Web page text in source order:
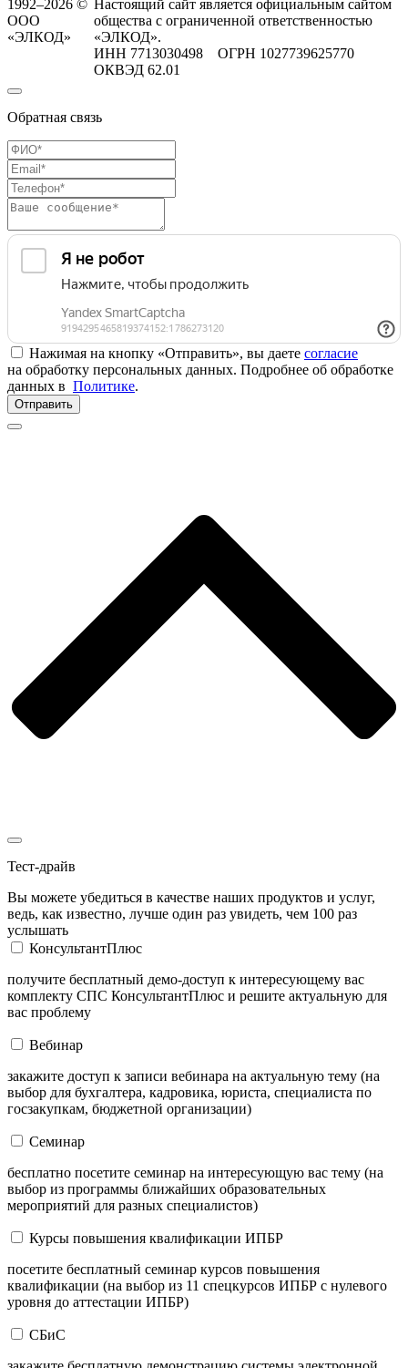
1992–2026 ©
ООО
«ЭЛКОД»
Настоящий сайт является официальным сайтом
общества с ограниченной ответственностью
«ЭЛКОД».
ИНН 7713030498 ОГРН 1027739625770
ОКВЭД 62.01
Обратная связь
Нажимая на кнопку «Отправить», вы даете согласие
на обработку персональных данных. Подробнее об обработке
данных в Политике.
Отправить
Тест-драйв
Вы можете убедиться в качестве наших продуктов и услуг,
ведь, как известно, лучше один раз увидеть, чем 100 раз
услышать
КонсультантПлюс
получите бесплатный демо-доступ к интересующему вас
комплекту СПС КонсультантПлюс и решите актуальную для
вас проблему
Вебинар
закажите доступ к записи вебинара на актуальную тему (на
выбор для бухгалтера, кадровика, юриста, специалиста по
госзакупкам, бюджетной организации)
Семинар
бесплатно посетите семинар на интересующую вас тему (на
выбор из программы ближайших образовательных
мероприятий для разных специалистов)
Курсы повышения квалификации ИПБР
посетите бесплатный семинар курсов повышения
квалификации (на выбор из 11 спецкурсов ИПБР с нулевого
уровня до аттестации ИПБР)
СБиС